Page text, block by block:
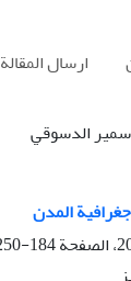
ارسال المقالة
سمير الدسوقي
المدن
184-250